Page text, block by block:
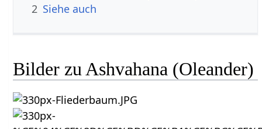
2 Siehe auch
Bilder zu Ashvahana (Oleander)